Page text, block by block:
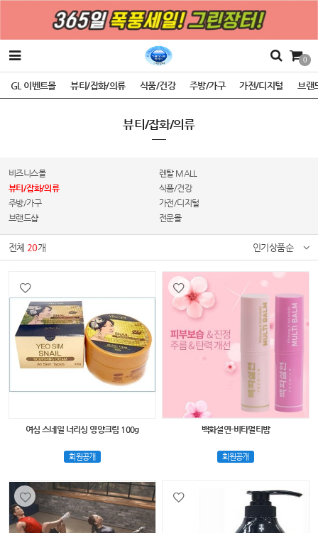
0
GL 이벤트몰 뷰티/잡화/의류 식품/건강 주방/가구 가전/디지털 브랜
뷰티/잡화/의류
비즈니스몰
렌탈 MALL
뷰티/잡화/의류
식품/건강
주방/가구
가전/디지털
브랜드샵
전문몰
전체 20개 인기상품순
여심 스네일 너리싱 영양크림 100g
회원공개
백화설연-비타멀티밤
회원공개